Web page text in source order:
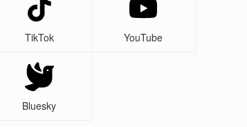
TikTok YouTube
Bluesky